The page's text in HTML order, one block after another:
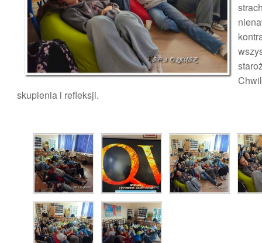
skupienia i refleksji.